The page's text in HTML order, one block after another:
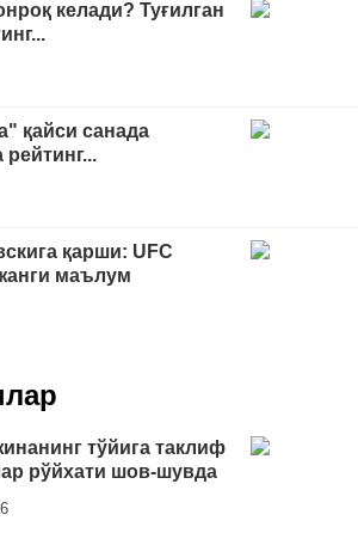
келади? Туғилган
қайси санада
рейтинг...
қарши: UFC
маълум
тўйига таклиф
рўйхати шов-шувда